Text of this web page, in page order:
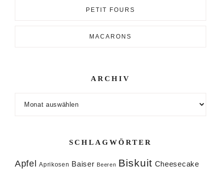
PETIT FOURS
MACARONS
ARCHIV
SCHLAGWÖRTER
Apfel Aprikosen Baiser Beeren Biskuit Cheesecake